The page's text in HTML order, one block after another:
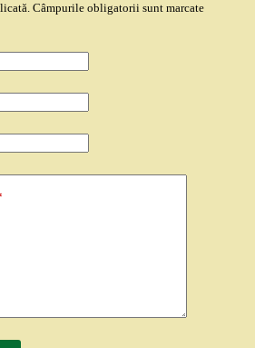
Câmpurile obligatorii sunt marcate